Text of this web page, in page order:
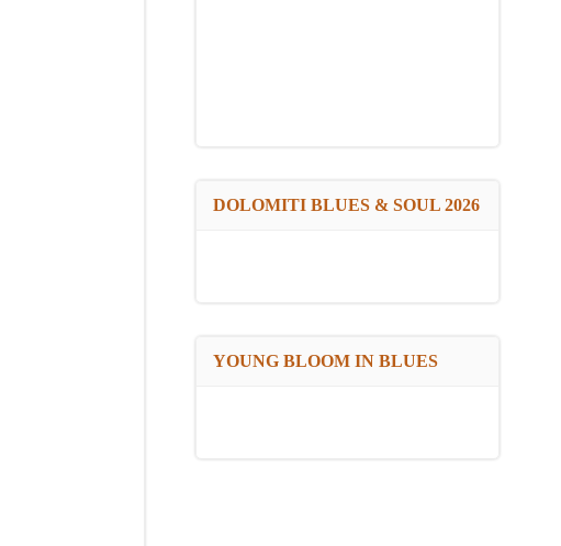
DOLOMITI BLUES & SOUL 2026
YOUNG BLOOM IN BLUES